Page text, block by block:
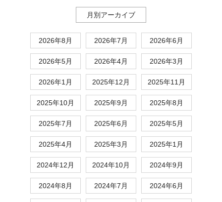
月別アーカイブ
2026年8月 2026年7月 2026年6月
2026年5月 2026年4月 2026年3月
2026年1月 2025年12月 2025年11月
2025年10月 2025年9月 2025年8月
2025年7月 2025年6月 2025年5月
2025年4月 2025年3月 2025年1月
2024年12月 2024年10月 2024年9月
2024年8月 2024年7月 2024年6月